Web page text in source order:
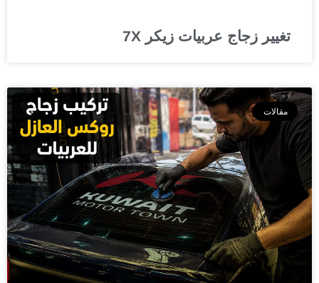
تغيير زجاج عربيات زيكر 7X
مقالات